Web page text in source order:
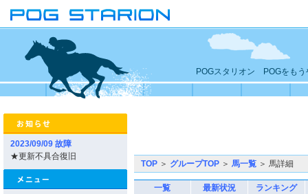
POGスタリオン POGをもう
2023/09/09 故障
★更新不具合復旧
TOP ＞ グループTOP ＞ 馬一覧 ＞ 馬詳細
一覧 最新状況
ランキング